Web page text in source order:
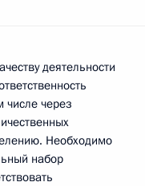
деятельности
числе через
Необходимо
набор